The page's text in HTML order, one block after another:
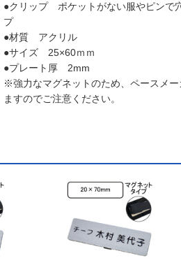
●クリップ ポケットがない服やピンで
プ
●材質 アクリル
●サイズ 25×60ｍｍ
●プレート厚 2mm
※強力なマグネットのため、ペースメ
ますのでご注意ください。